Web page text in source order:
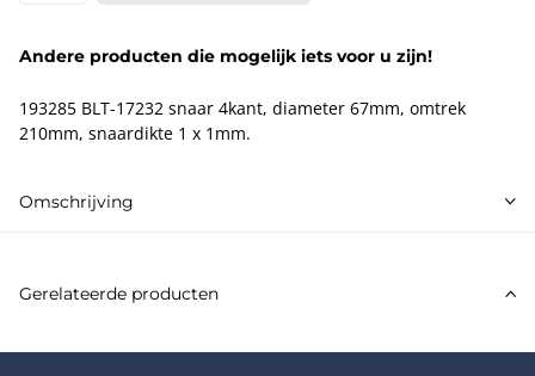
Andere producten die mogelijk iets voor u zijn!
193285 BLT-17232 snaar 4kant, diameter 67mm, omtrek
210mm, snaardikte 1 x 1mm.
Omschrijving
Gerelateerde producten